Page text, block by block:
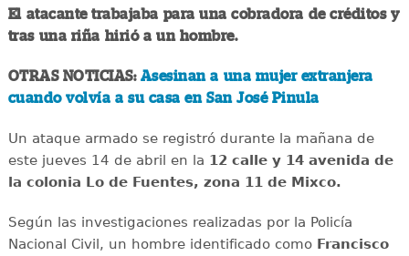
El atacante trabajaba para una cobradora de créditos y
tras una riña hirió a un hombre.
OTRAS NOTICIAS: Asesinan a una mujer extranjera
cuando volvía a su casa en San José Pinula
Un ataque armado se registró durante la mañana de
este jueves 14 de abril en la 12 calle y 14 avenida de
la colonia Lo de Fuentes, zona 11 de Mixco.
Según las investigaciones realizadas por la Policía
Nacional Civil, un hombre identificado como Francisco